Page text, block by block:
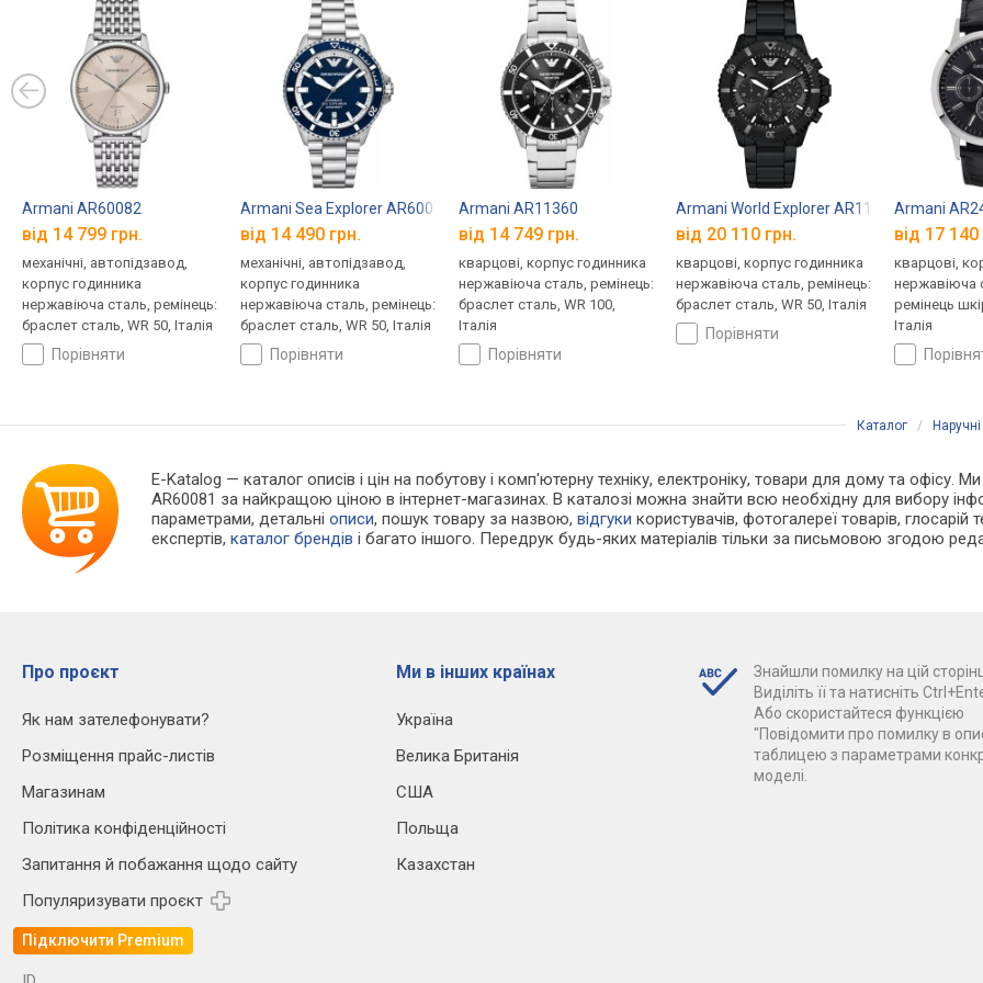
Armani AR60082
від 14 799 грн.
механічні, автопідзавод,
корпус годинника
нержавіюча сталь, ремінець:
браслет сталь, WR 50, Італія
порівняти
Armani Sea Explorer AR60079
від 14 490 грн.
механічні, автопідзавод,
корпус годинника
нержавіюча сталь, ремінець:
браслет сталь, WR 50, Італія
порівняти
Armani AR11360
від 14 749 грн.
кварцові, корпус годинника
нержавіюча сталь, ремінець:
браслет сталь, WR 100,
Італія
порівняти
Armani World Explorer AR11784
від 20 110 грн.
кварцові, корпус годинника
нержавіюча сталь, ремінець:
браслет сталь, WR 50, Італія
порівняти
Armani
від 17 140
кварцові,
нержавіюча
ремінець
Італія
Каталог /
E-Katalog — каталог описів і цін на побутову і комп'ютерну техніку, електроніку, товари для дому та офісу.
AR60081 за найкращою ціною в інтернет-магазинах. В каталозі можна знайти всю необхідну для вибору
параметрами, детальніописи, пошук товару за назвою,відгуки користувачів, фотогалереї товарів, глосарій
експертів,каталог брендів і багато іншого. Передрук будь-яких матеріалів тільки за письмовою згодою
Про проєкт
Як нам зателефонувати?
Розміщення прайс-листів
Магазинам
Політика конфіденційності
Запитання й побажання щодо сайту
Популяризувати проєкт
Підключити Premium
Ми в інших країнах
Україна
Велика Британія
США
Польща
Казахстан
Знайшли помилку на цій
Виділіть її та натисніть
Або скористайтеся функцією
"Повідомити про помилку в
таблицею з параметрами
моделі.